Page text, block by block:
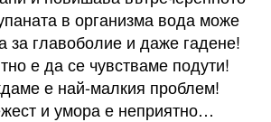
в организма вода може
за главоболие и даже гадене!
е да се чувстваме подути!
е най-малкия проблем!
и умора е неприятно…